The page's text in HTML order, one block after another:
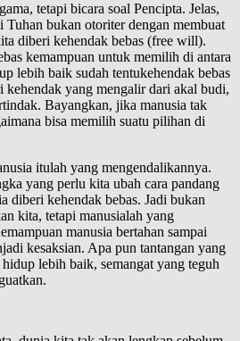
tetapi bicara soal Pencipta. Jelas,
Tuhan bukan otoriter dengan membuat
diberi kehendak bebas (free will).
kemampuan untuk memilih di antara
lebih baik sudah tentukehendak bebas
yang mengalir dari akal budi,
Bayangkan, jika manusia tak
bisa memilih suatu pilihan di
itulah yang mengendalikannya.
yang perlu kita ubah cara pandang
diberi kehendak bebas. Jadi bukan
kita, tetapi manusialah yang
manusia bertahan sampai
kesaksian. Apa pun tantangan yang
lebih baik, semangat yang teguh